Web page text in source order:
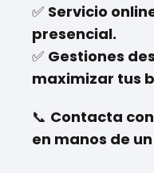
✅ Servicio
presencial.
✅ Gestiones
maximizar tus
📞 Contacta
en manos de